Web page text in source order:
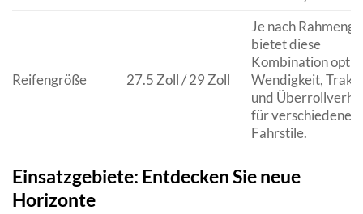
Reifengröße 27.5 Zoll / 29 Zoll
Je nach
bietet diese
Kombination
Wendigkeit,
und
für verschiedene
Fahrstile.
Einsatzgebiete: Entdecken Sie neue
Horizonte